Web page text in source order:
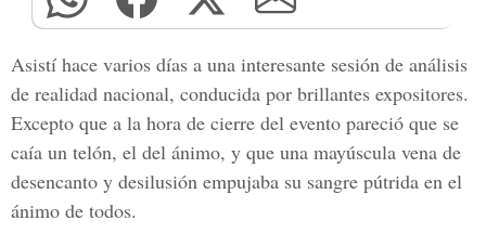
Asistí hace varios días a una interesante sesión de análisis
de realidad nacional, conducida por brillantes expositores.
Excepto que a la hora de cierre del evento pareció que se
caía un telón, el del ánimo, y que una mayúscula vena de
desencanto y desilusión empujaba su sangre pútrida en el
ánimo de todos.